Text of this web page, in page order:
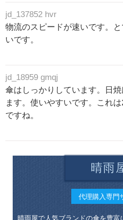
jd_137852 hvr
物流のスピードが速いです。
いです。
jd_18959 gmqj
傘はしっかりしています。日
ます。使いやすいです。これ
ですね。
晴雨
代理購入専門
晴雨屋で人気ブランドの傘を豊富